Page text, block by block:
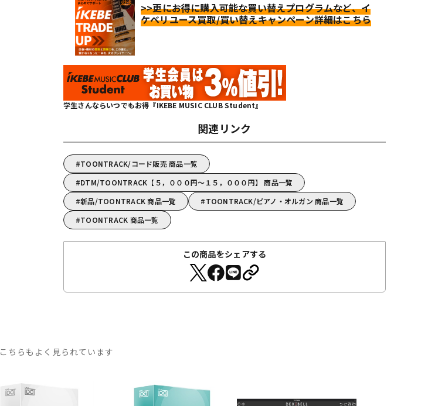
>>更にお得に購入可能な買い替えプログラムなど、イ
ケベリユース買取/買い替えキャンペーン詳細はこちら
学生さんならいつでもお得『IKEBE MUSIC CLUB Student』
関連リンク
TOONTRACK/コード販売 商品一覧
DTM/TOONTRACK【５，０００円～１５，０００円】 商品一覧
新品/TOONTRACK 商品一覧
TOONTRACK/ピアノ・オルガン 商品一覧
TOONTRACK 商品一覧
この商品をシェアする
こちらもよく見られています